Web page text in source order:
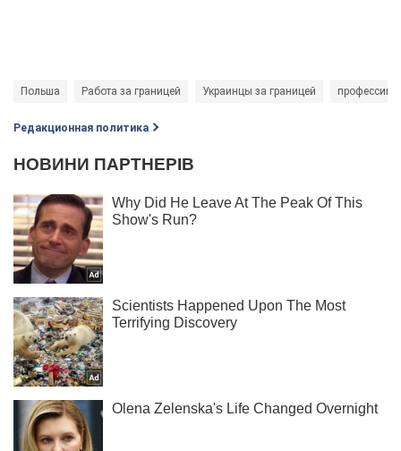
Польша Работа за границей Украинцы за границей профессии
Редакционная политика